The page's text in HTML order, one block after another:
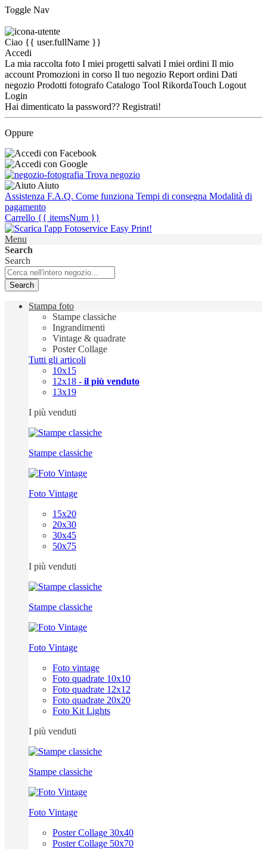
Toggle Nav
Ciao {{ user.fullName }}
Accedi
La mia raccolta foto I miei progetti salvati I miei ordini Il mio
account Promozioni in corso Il tuo negozio Report ordini Dati
negozio Prodotti fotografo Catalogo Tool RikordaTouch Logout
Login
Hai dimenticato la password?? Registrati!
Oppure
Trova negozio
Aiuto
Assistenza F.A.Q. Come funziona Tempi di consegna Modalità di
pagamento
Carrello {{ itemsNum }}
Menu
Search
Search
Search
Stampa foto
Stampe classiche
Ingrandimenti
Vintage & quadrate
Poster Collage
Tutti gli articoli
10x15
12x18 - il più venduto
13x19
I più venduti
Stampe classiche
Foto Vintage
15x20
20x30
30x45
50x75
I più venduti
Stampe classiche
Foto Vintage
Foto vintage
Foto quadrate 10x10
Foto quadrate 12x12
Foto quadrate 20x20
Foto Kit Lights
I più venduti
Stampe classiche
Foto Vintage
Poster Collage 30x40
Poster Collage 50x70